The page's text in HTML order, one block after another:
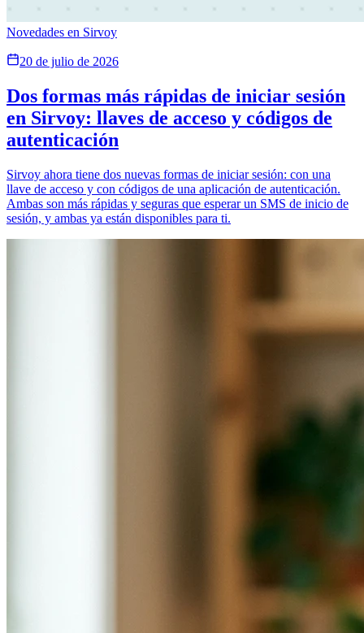
Novedades en Sirvoy
20 de julio de 2026
Dos formas más rápidas de iniciar sesión
en Sirvoy: llaves de acceso y códigos de
autenticación
Sirvoy ahora tiene dos nuevas formas de iniciar sesión: con una
llave de acceso y con códigos de una aplicación de autenticación.
Ambas son más rápidas y seguras que esperar un SMS de inicio de
sesión, y ambas ya están disponibles para ti.